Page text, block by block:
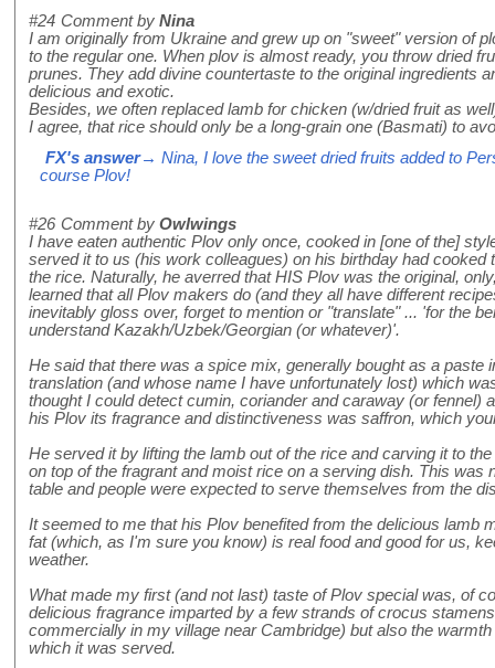
#24 Comment by Nina
I am originally from Ukraine and grew up on "sweet" version of
to the regular one. When plov is almost ready, you throw dried
prunes. They add divine countertaste to the original ingredients
delicious and exotic.
Besides, we often replaced lamb for chicken (w/dried fruit as
I agree, that rice should only be a long-grain one (Basmati) to
FX's answer→ Nina, I love the sweet dried fruits added to
course Plov!
#26 Comment by Owlwings
I have eaten authentic Plov only once, cooked in [one of the]
served it to us (his work colleagues) on his birthday had cooked
the rice. Naturally, he averred that HIS Plov was the original,
learned that all Plov makers do (and they all have different
inevitably gloss over, forget to mention or "translate" ... 'for the
understand Kazakh/Uzbek/Georgian (or whatever)'.
He said that there was a spice mix, generally bought as a paste
translation (and whose name I have unfortunately lost) which
thought I could detect cumin, coriander and caraway (or fennel)
his Plov its fragrance and distinctiveness was saffron, which
He served it by lifting the lamb out of the rice and carving it to
on top of the fragrant and moist rice on a serving dish. This was
table and people were expected to serve themselves from the
It seemed to me that his Plov benefited from the delicious lamb
fat (which, as I'm sure you know) is real food and good for us,
weather.
What made my first (and not last) taste of Plov special was, of
delicious fragrance imparted by a few strands of crocus
commercially in my village near Cambridge) but also the
which it was served.